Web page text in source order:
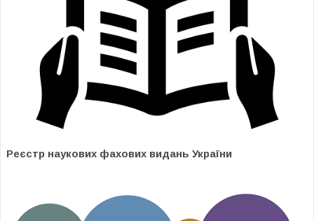
Реєстр наукових фахових видань України